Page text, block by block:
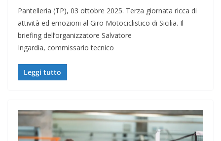
Pantelleria (TP), 03 ottobre 2025. Terza giornata ricca di
attività ed emozioni al Giro Motociclistico di Sicilia. Il
briefing dell’organizzatore Salvatore
Ingardia, commissario tecnico
Leggi tutto